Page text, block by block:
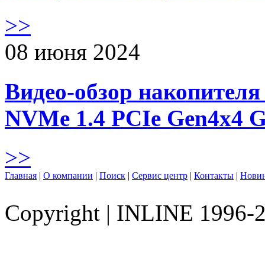
>>
08 июня 2024
Видео-обзор
NVMe 1.4 PCIe Gen4х4
>>
Главная | О компании | Поиск | Сервис центр | Контакты |
Copyright | INLINE 1996-